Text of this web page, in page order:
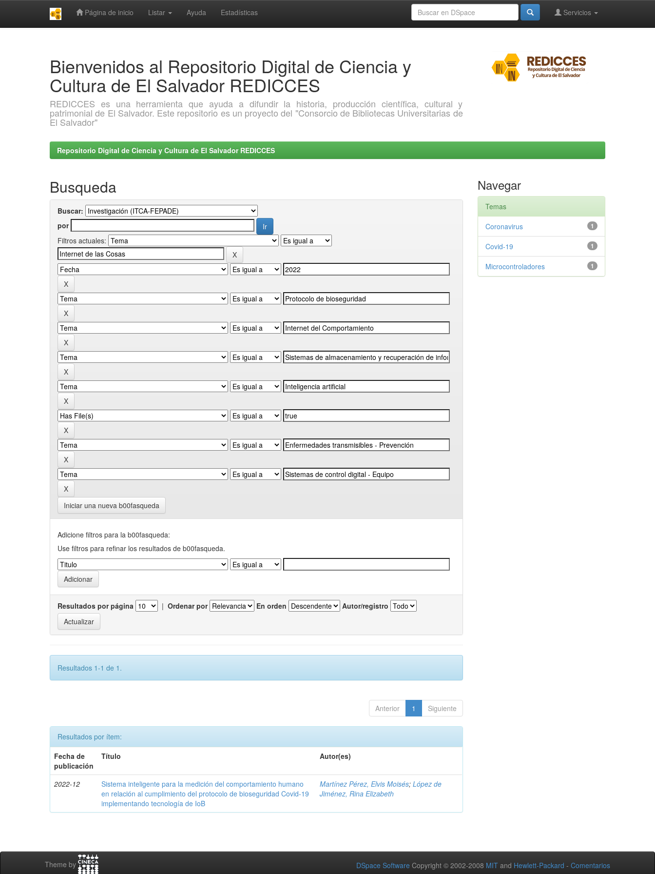
Página de inicio Listar Ayuda Estadísticas Servicios
Bienvenidos al Repositorio Digital de Ciencia y
Cultura de El Salvador REDICCES
REDICCES es una herramienta que ayuda a difundir la historia, producción científica, cultural y
patrimonial de El Salvador. Este repositorio es un proyecto del "Consorcio de Bibliotecas Universitarias de
El Salvador"
Repositorio Digital de Ciencia y Cultura de El Salvador REDICCES
Busqueda
Buscar:
por
Filtros actuales:
Iniciar una nueva b00fasqueda
Adicione filtros para la b00fasqueda:
Use filtros para refinar los resultados de b00fasqueda.
Resultados por página | Ordenar por En orden Autor/registro
Resultados 1-1 de 1.
Anterior 1 Siguiente
Resultados por ítem:
Fecha de
publicación
Título Autor(es)
2022-12
Sistema inteligente para la medición del comportamiento humano
en relación al cumplimiento del protocolo de bioseguridad Covid-19
implementando tecnología de IoB
Martínez Pérez, Elvis Moisés;López de
Jiménez, Rina Elizabeth
Navegar
Temas
1
Coronavirus
1
Covid-19
1
Microcontroladores
Theme by DSpace Software Copyright © 2002-2008 MIT and Hewlett-Packard - Comentarios